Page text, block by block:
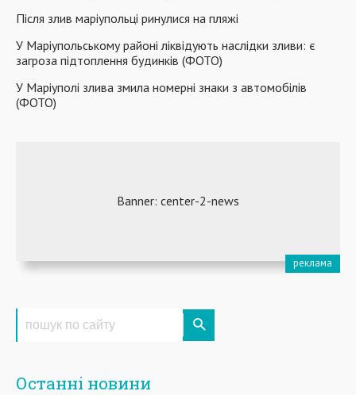
Після злив маріупольці ринулися на пляжі
У Маріупольському районі ліквідують наслідки зливи: є
загроза підтоплення будинків (ФОТО)
У Маріуполі злива змила номерні знаки з автомобілів
(ФОТО)
Останні новини